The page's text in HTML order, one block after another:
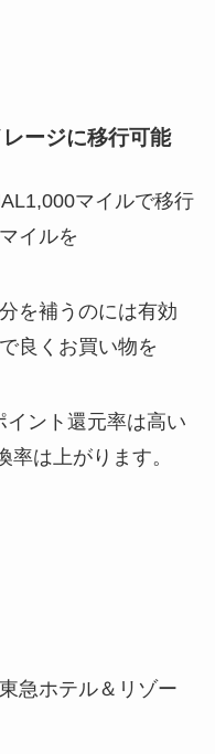
ージに移行可能
マイルで移行
イルを
を補うのには有効
良くお買い物を
ント還元率は高い
は上がります。
急ホテル＆リゾー